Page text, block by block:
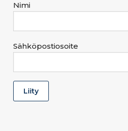
Nimi
Sähköpostiosoite